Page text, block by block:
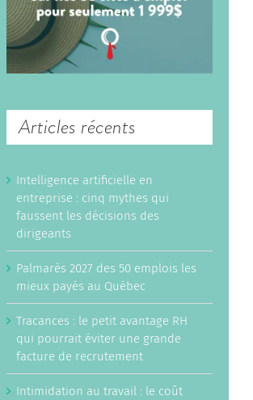
Articles récents
Intelligence artificielle en
entreprise : cinq mythes qui
faussent les décisions des
dirigeants
Palmarès 2027 des 50 emplois les
mieux payés au Québec
Tracances : le petit avantage RH
qui pourrait éviter une grande
facture de recrutement
Intimidation au travail : le coût